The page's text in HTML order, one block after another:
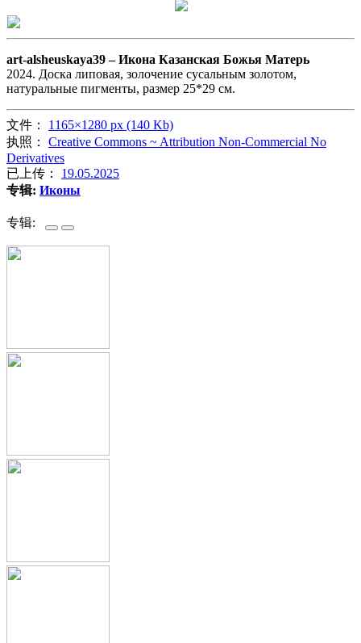
art-alsheuskaya39 –Икона Казанская Божья Матерь
2024. Доска липовая, золочение сусальным золотом,
натуральные пигменты, размер 25*29 см.
文件： 1165×1280 px (140 Kb)
执照： Creative Commons ~ Attribution Non-Commercial No
Derivatives
已上传： 19.05.2025
专辑: Иконы
专辑: